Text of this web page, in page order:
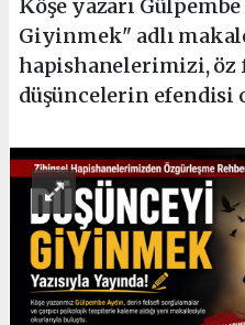
Köşe yazarı
Giyinmek" adlı
hapishanelerimizi, öz
düşüncelerin efendisi